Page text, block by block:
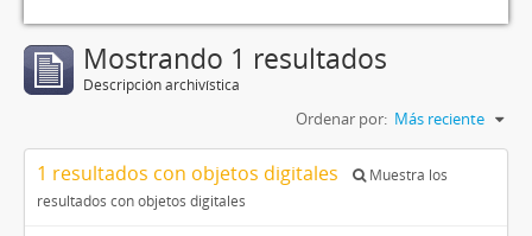
Mostrando 1 resultados
Descripción archivística
Ordenar por: Más reciente
1 resultados con objetos digitales
Muestra los
resultados con objetos digitales